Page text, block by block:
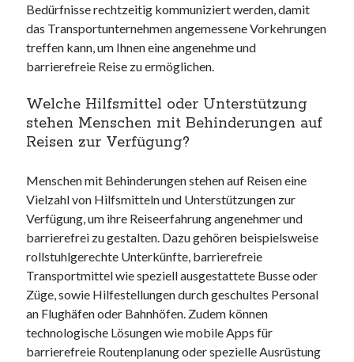
Bedürfnisse rechtzeitig kommuniziert werden, damit
das Transportunternehmen angemessene Vorkehrungen
treffen kann, um Ihnen eine angenehme und
barrierefreie Reise zu ermöglichen.
Welche Hilfsmittel oder Unterstützung
stehen Menschen mit Behinderungen auf
Reisen zur Verfügung?
Menschen mit Behinderungen stehen auf Reisen eine
Vielzahl von Hilfsmitteln und Unterstützungen zur
Verfügung, um ihre Reiseerfahrung angenehmer und
barrierefrei zu gestalten. Dazu gehören beispielsweise
rollstuhlgerechte Unterkünfte, barrierefreie
Transportmittel wie speziell ausgestattete Busse oder
Züge, sowie Hilfestellungen durch geschultes Personal
an Flughäfen oder Bahnhöfen. Zudem können
technologische Lösungen wie mobile Apps für
barrierefreie Routenplanung oder spezielle Ausrüstung